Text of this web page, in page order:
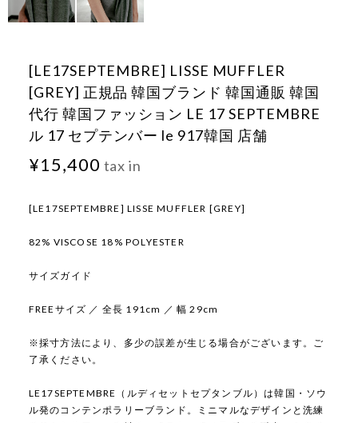
[LE17SEPTEMBRE] LISSE MUFFLER
[GREY] 正規品 韓国ブランド 韓国通販 韓国
代行 韓国ファッション LE 17 SEPTEMBRE
ル 17 セプテンバー le 917韓国 店舗
¥15,400 tax in
[LE17SEPTEMBRE] LISSE MUFFLER [GREY]
82% VISCOSE 18% POLYESTER
サイズガイド
FREEサイズ ／ 全長 191cm ／ 幅 29cm
※採寸方法により、多少の誤差が生じる場合がございます。ご
了承ください。
LE17SEPTEMBRE（ルディセットセプタンブル）は韓国・ソウ
ル発のコンテンポラリーブランド。ミニマルなデザインと洗練